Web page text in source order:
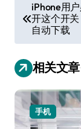
章
导
航
iPhone用
开这个开
自动下载
相关文章
手机